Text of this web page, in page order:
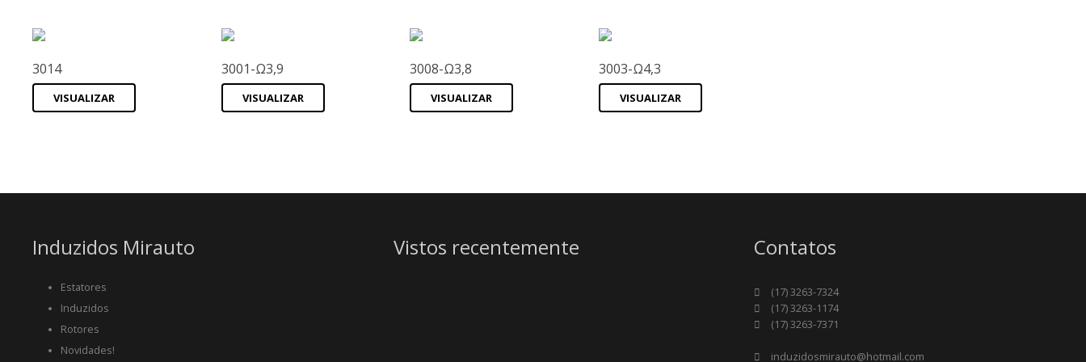
3014
VISUALIZAR
3001-Ω3,9
VISUALIZAR
3008-Ω3,8
VISUALIZAR
3003-Ω4,3
VISUALIZAR
Induzidos Mirauto
Estatores
Induzidos
Rotores
Novidades!
Vistos recentemente Contatos
(17) 3263-7324
(17) 3263-1174
(17) 3263-7371
induzidosmirauto@hotmail.com